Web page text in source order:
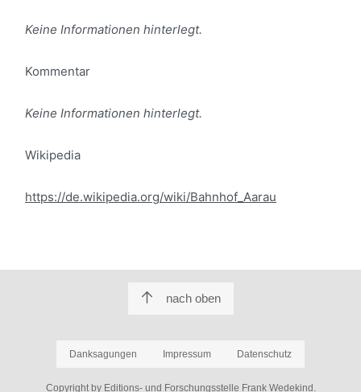
Keine Informationen hinterlegt.
Kommentar
Keine Informationen hinterlegt.
Wikipedia
https://de.wikipedia.org/wiki/Bahnhof_Aarau
nach oben
Danksagungen Impressum Datenschutz
Copyright by Editions- und Forschungsstelle Frank Wedekind.